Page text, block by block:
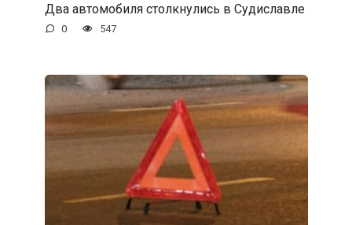
Два автомобиля столкнулись в Судиславле
0 547